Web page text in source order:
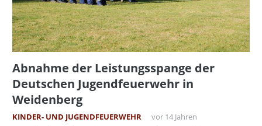
Abnahme der Leistungsspange der
Deutschen Jugendfeuerwehr in
Weidenberg
KINDER- UND JUGENDFEUERWEHR vor 14 Jahren